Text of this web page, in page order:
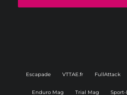
Escapade VTTAE.fr FullAttack
Enduro Mag Trial Mag